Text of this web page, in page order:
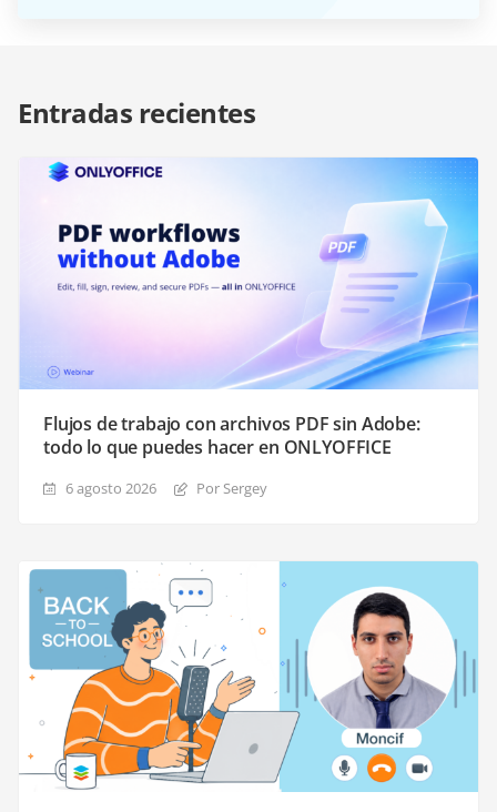
Entradas recientes
Flujos de trabajo con archivos PDF sin Adobe:
todo lo que puedes hacer en ONLYOFFICE
6 agosto 2026 Por Sergey